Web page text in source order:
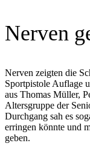
Nerven
Nerven zeigten die
Sportpistole Auflage
aus Thomas Müller,
Altersgruppe der
Durchgang sah es
erringen könnte und
geben.